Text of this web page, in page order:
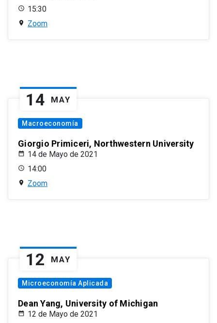
15:30
Zoom
14 MAY
Macroeconomía
Giorgio Primiceri, Northwestern University
14 de Mayo de 2021
14:00
Zoom
12 MAY
Microeconomía Aplicada
Dean Yang, University of Michigan
12 de Mayo de 2021